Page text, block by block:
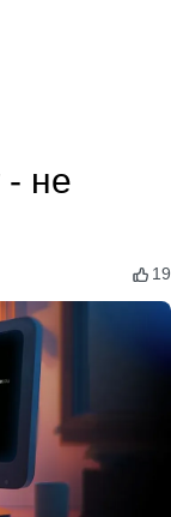
- не
19